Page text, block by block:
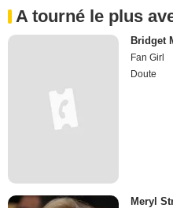
A tourné le plus
Bridget
Fan Girl
Doute
Meryl